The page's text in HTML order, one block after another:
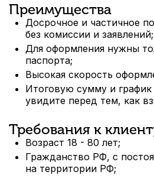
Преимущества
Досрочное и частичное
без комиссии и заявлений;
Для оформления нужны
паспорта;
Высокая скорость
Итоговую сумму и
увидите перед тем, как
Требования к
Возраст 18 - 80 лет;
Гражданство РФ, с
на территории РФ;